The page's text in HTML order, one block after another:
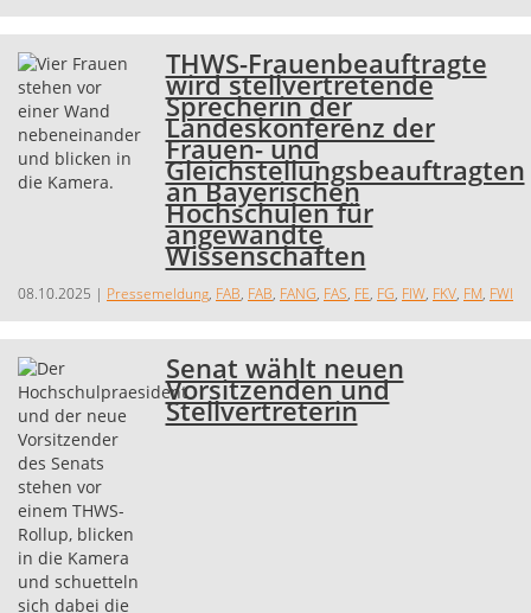
THWS-Frauenbeauftragte
wird stellvertretende
Sprecherin der
Landeskonferenz der
Frauen- und
Gleichstellungsbeauftragten
an Bayerischen
Hochschulen für
angewandte
Wissenschaften
08.10.2025 | Pressemeldung, FAB, FAB, FANG, FAS, FE, FG, FIW, FKV, FM, FWI
Senat wählt neuen
Vorsitzenden und
Stellvertreterin